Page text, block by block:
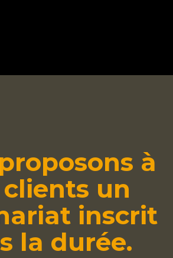
à
clients un
inscrit
la durée.